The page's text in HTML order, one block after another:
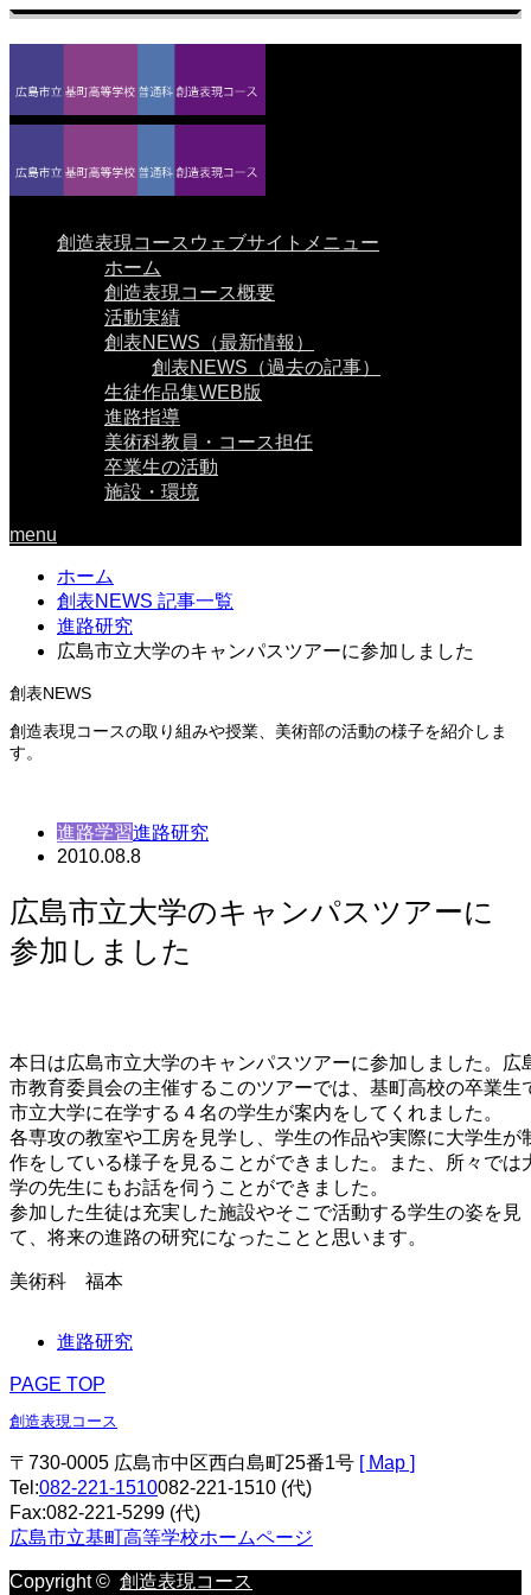
創造表現コースウェブサイトメニュー
ホーム
創造表現コース概要
活動実績
創表NEWS（最新情報）
創表NEWS（過去の記事）
生徒作品集WEB版
進路指導
美術科教員・コース担任
卒業生の活動
施設・環境
menu
ホーム
創表NEWS 記事一覧
進路研究
広島市立大学のキャンパスツアーに参加しました
創表NEWS
創造表現コースの取り組みや授業、美術部の活動の様子を紹介しま
す。
進路学習進路研究
2010.08.8
広島市立大学のキャンパスツアーに
参加しました
本日は広島市立大学のキャンパスツアーに参加しました。広
市教育委員会の主催するこのツアーでは、基町高校の卒業生
市立大学に在学する４名の学生が案内をしてくれました。
各専攻の教室や工房を見学し、学生の作品や実際に大学生が
作をしている様子を見ることができました。また、所々では
学の先生にもお話を伺うことができました。
参加した生徒は充実した施設やそこで活動する学生の姿を見
て、将来の進路の研究になったことと思います。
美術科 福本
進路研究
PAGE TOP
創造表現コース
〒730-0005 広島市中区西白島町25番1号 [ Map ]
Tel:082-221-1510082-221-1510 (代)
Fax:082-221-5299 (代)
広島市立基町高等学校ホームページ
Copyright © 創造表現コース